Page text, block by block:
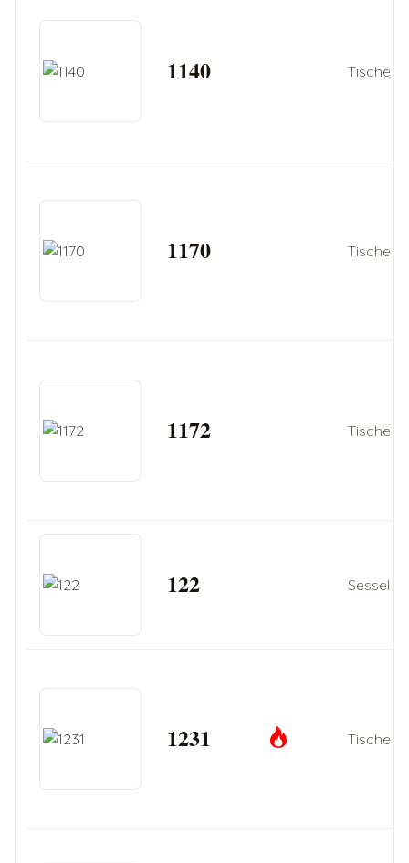
1140 Tische
1170 Tische
1172 Tische
122 Sessel
1231 Tische